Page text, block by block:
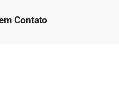
Contato